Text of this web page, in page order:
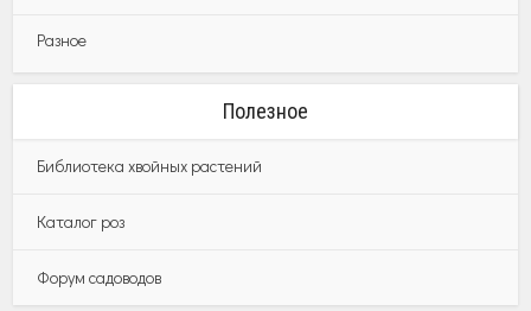
Разное
Полезное
Библиотека хвойных растений
Каталог роз
Форум садоводов